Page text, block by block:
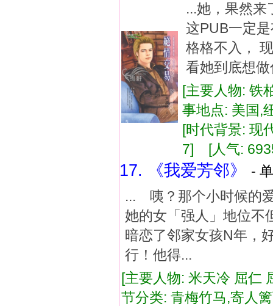
...她，果然来
这PUB一定
格格不入，
看她到底想做
[主要人物: 铁
事地点: 美国
[时代背景:
7] [人气:
17. 《我爱芳邻》
-
... 咦？那个小时候的
她的女「强人」地位不
暗恋了邻家女孩N年，
行！他得...
[主要人物: 米天冷 屈
节分类: 青梅竹马,寄人